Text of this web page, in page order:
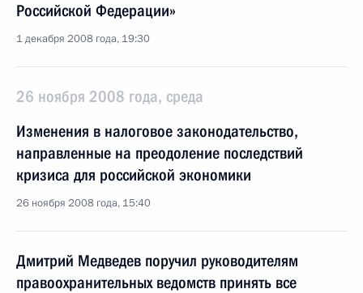
Российской Федерации»
1 декабря 2008 года, 19:30
26 ноября 2008 года, среда
Изменения в налоговое законодательство,
направленные на преодоление последствий
кризиса для российской экономики
26 ноября 2008 года, 15:40
Дмитрий Медведев поручил руководителям
правоохранительных ведомств принять все